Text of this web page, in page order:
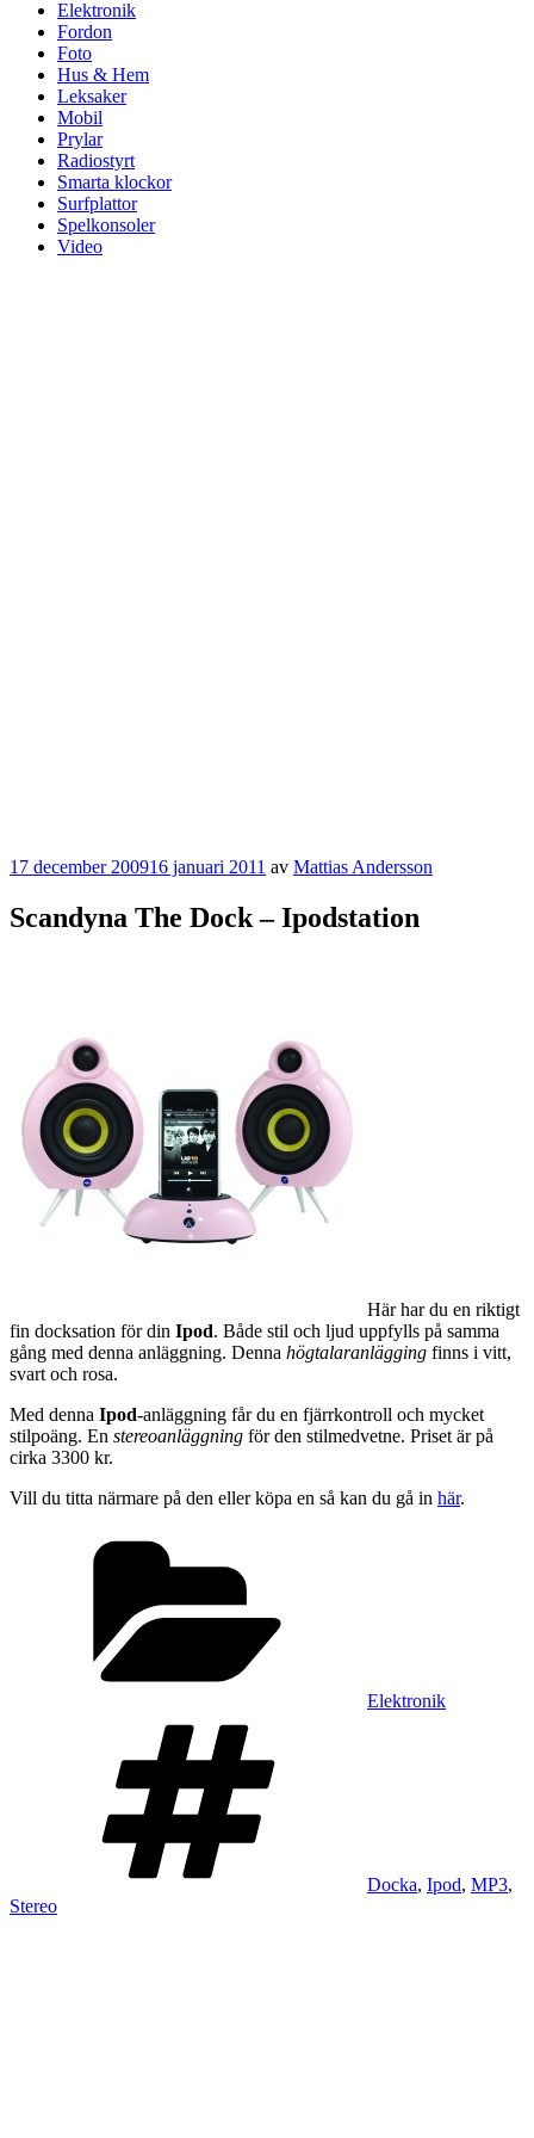
Elektronik
Fordon
Foto
Hus & Hem
Leksaker
Mobil
Prylar
Radiostyrt
Smarta klockor
Surfplattor
Spelkonsoler
Video
Publicerat
17 december 200916 januari 2011 av Mattias Andersson
Scandyna The Dock – Ipodstation
Här har du en riktigt
fin docksation för din Ipod. Både stil och ljud uppfylls på samma
gång med denna anläggning. Denna högtalaranlägging finns i vitt,
svart och rosa.
Med denna Ipod-anläggning får du en fjärrkontroll och mycket
stilpoäng. En stereoanläggning för den stilmedvetne. Priset är på
cirka 3300 kr.
Vill du titta närmare på den eller köpa en så kan du gå in här.
Elektronik
Docka, Ipod, MP3,
Stereo